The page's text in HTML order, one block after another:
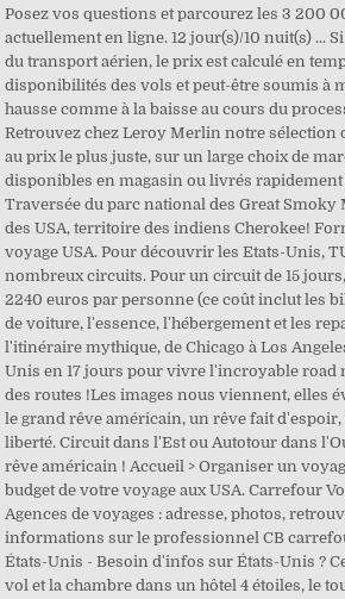
Posez vos questions et parcourez les 3 200
actuellement en ligne. 12 jour(s)/10 nuit(s) ...
du transport aérien, le prix est calculé en
disponibilités des vols et peut-être soumis à
hausse comme à la baisse au cours du
Retrouvez chez Leroy Merlin notre sélection
au prix le plus juste, sur un large choix de
disponibles en magasin ou livrés rapidement
Traversée du parc national des Great
des USA, territoire des indiens Cherokee!
voyage USA. Pour découvrir les Etats-Unis,
nombreux circuits. Pour un circuit de 15
2240 euros par personne (ce coût inclut les
de voiture, l'essence, l'hébergement et les
l'itinéraire mythique, de Chicago à Los
Unis en 17 jours pour vivre l'incroyable road
des routes !Les images nous viennent, elles
le grand rêve américain, un rêve fait d'espoir,
liberté. Circuit dans l'Est ou Autotour dans
rêve américain ! Accueil > Organiser un
budget de votre voyage aux USA. Carrefour
Agences de voyages : adresse, photos,
informations sur le professionnel CB
États-Unis - Besoin d'infos sur États-Unis ?
vol et la chambre dans un hôtel 4 étoiles, le